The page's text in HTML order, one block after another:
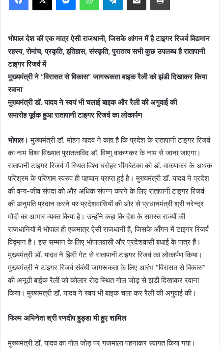
भोपाल देश की एक मात्र ऐसी राजधानी, जिसके आंगन में है टाइगर रिजर्व विद्यमान
रहस्य, रोमांच, प्रकृति, इतिहास, संस्कृति, पुरातत्व सभी कुछ उपलब्ध है रातापानी
टाइगर रिजर्व में
मुख्यमंत्री ने “विरासत से विकास” जागरूकता बाइक रैली को झंडी दिखाकर किया
रवाना
मुख्यमंत्री डॉ. यादव ने स्वयं भी चलाई बाइक और रैली की अगुवाई की
समारोह पूर्वक हुआ रातापानी टाइगर रिजर्व का लोकार्पण
भोपाल। मुख्यमंत्री डॉ. मोहन यादव ने कहा है कि प्रदेश के रातापानी टाइगर रिजर्व
का नाम विश्व विख्यात पुरातत्वविद डॉ. विष्णु वाकणकर के नाम से जाना जाएगा।
रातापानी टाइगर रिजर्व में स्थित विश्व धरोहर भीमबेटका को डॉ. वाकणकर के अथक
परिश्रम के परिणाम स्वरुप ही पहचान प्राप्त हुई है। मुख्यमंत्री डॉ. यादव ने प्रदेश
की वन्य-जीव संपदा को और अधिक संपन्न करने के लिए रातापानी टाइगर रिजर्व
की अनुमति प्रदान करने पर प्रदेशवासियों की ओर से प्रधानमंत्री श्री नरेन्द्र
मोदी का आभार व्यक्त किया है। उन्होंने कहा कि देश के समस्त राज्यों की
राजधानियों में भोपाल ही एकमात्र ऐसी राजधानी है, जिसके आँगन में टाइगर रिजर्व
विद्वमान है। इस सम्मान के लिए भोपालवासी और प्रदेशवासी बधाई के पात्र हैं।
मुख्यमंत्री डॉ. यादव ने झिरी गेट से रातापानी टाइगर रिजर्व का लोकार्पण किया।
मुख्यमंत्री ने टाइगर रिजर्व संबंधी जागरूकता के लिए आरंभ “विरासत से विकास”
की अनूठी बाईक रैली को कोलार रोड स्थित गोल जोड़ से झंडी दिखाकर रवाना
किया। मुख्यमंत्री डॉ. यादव ने स्वयं भी बाइक चला कर रैली की अगुवाई की।
फिल्म अभिनेता श्री रणदीप हुड्डा भी हुए शामिल
मुख्यमंत्री डॉ. यादव का गोल जोड़ पर गजमाला पहनाकर स्वागत किया गया।